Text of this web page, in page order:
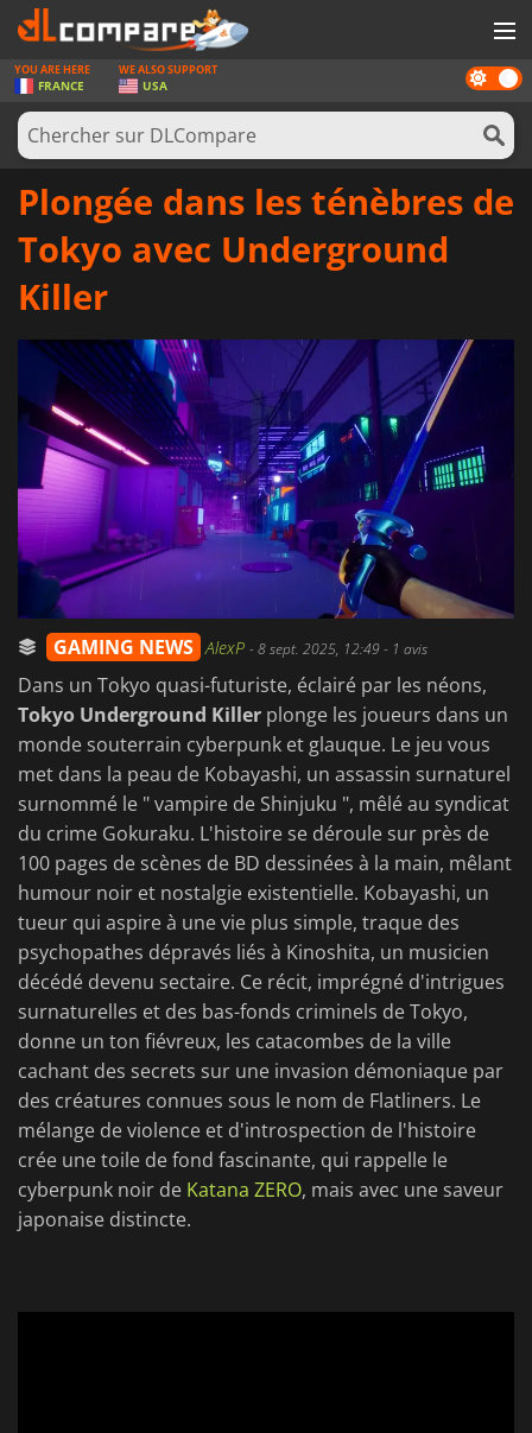
JEUX
CARTES PRÉPAYÉES
LOGICIELS
CONCOURS
MATÉRIEL
SE CONNECTER OU S'INSCRIRE
Dark
mode
YOU ARE HERE
FRANCE
WE ALSO SUPPORT
USA
Plongée dans les ténèbres de
Tokyo avec Underground
Killer
GAMING NEWS AlexP -8 sept. 2025, 12:49- 1 avis
Dans un Tokyo quasi-futuriste, éclairé par les néons,
Tokyo Underground Killer plonge les joueurs dans un
monde souterrain cyberpunk et glauque. Le jeu vous
met dans la peau de Kobayashi, un assassin surnaturel
surnommé le " vampire de Shinjuku ", mêlé au syndicat
du crime Gokuraku. L'histoire se déroule sur près de
100 pages de scènes de BD dessinées à la main, mêlant
humour noir et nostalgie existentielle. Kobayashi, un
tueur qui aspire à une vie plus simple, traque des
psychopathes dépravés liés à Kinoshita, un musicien
décédé devenu sectaire. Ce récit, imprégné d'intrigues
surnaturelles et des bas-fonds criminels de Tokyo,
donne un ton fiévreux, les catacombes de la ville
cachant des secrets sur une invasion démoniaque par
des créatures connues sous le nom de Flatliners. Le
mélange de violence et d'introspection de l'histoire
crée une toile de fond fascinante, qui rappelle le
cyberpunk noir de Katana ZERO, mais avec une saveur
japonaise distincte.